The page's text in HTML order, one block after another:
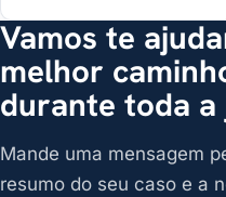
Vamos te
melhor
durante toda a
Mande uma mensagem
resumo do seu caso e a